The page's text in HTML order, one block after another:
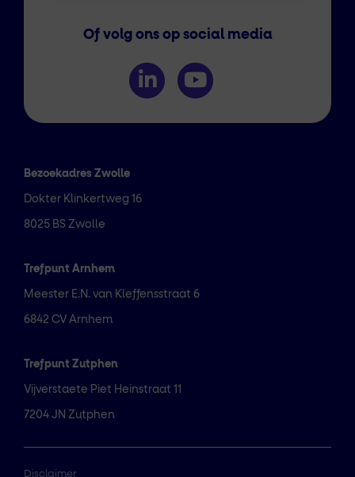
Bezoekadres Zwolle
Dokter Klinkertweg 16
8025 BS Zwolle
Trefpunt Arnhem
Meester E.N. van Kleffensstraat 6
6842 CV Arnhem
Trefpunt Zutphen
Vijverstaete Piet Heinstraat 11
7204 JN Zutphen
Disclaimer
Of volg ons op social media